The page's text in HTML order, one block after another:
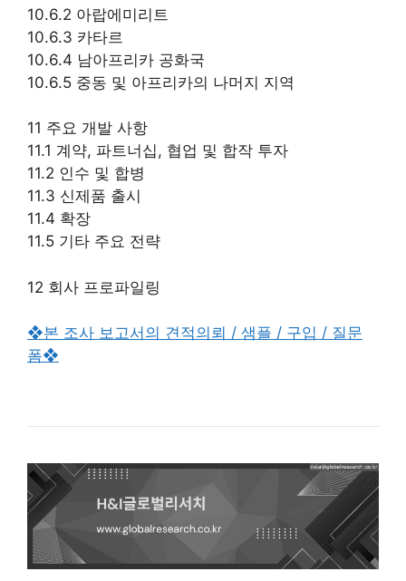
10.6.2 아랍에미리트
10.6.3 카타르
10.6.4 남아프리카 공화국
10.6.5 중동 및 아프리카의 나머지 지역
11 주요 개발 사항
11.1 계약, 파트너십, 협업 및 합작 투자
11.2 인수 및 합병
11.3 신제품 출시
11.4 확장
11.5 기타 주요 전략
12 회사 프로파일링
❖본 조사 보고서의 견적의뢰 / 샘플 / 구입 / 질문
폼❖